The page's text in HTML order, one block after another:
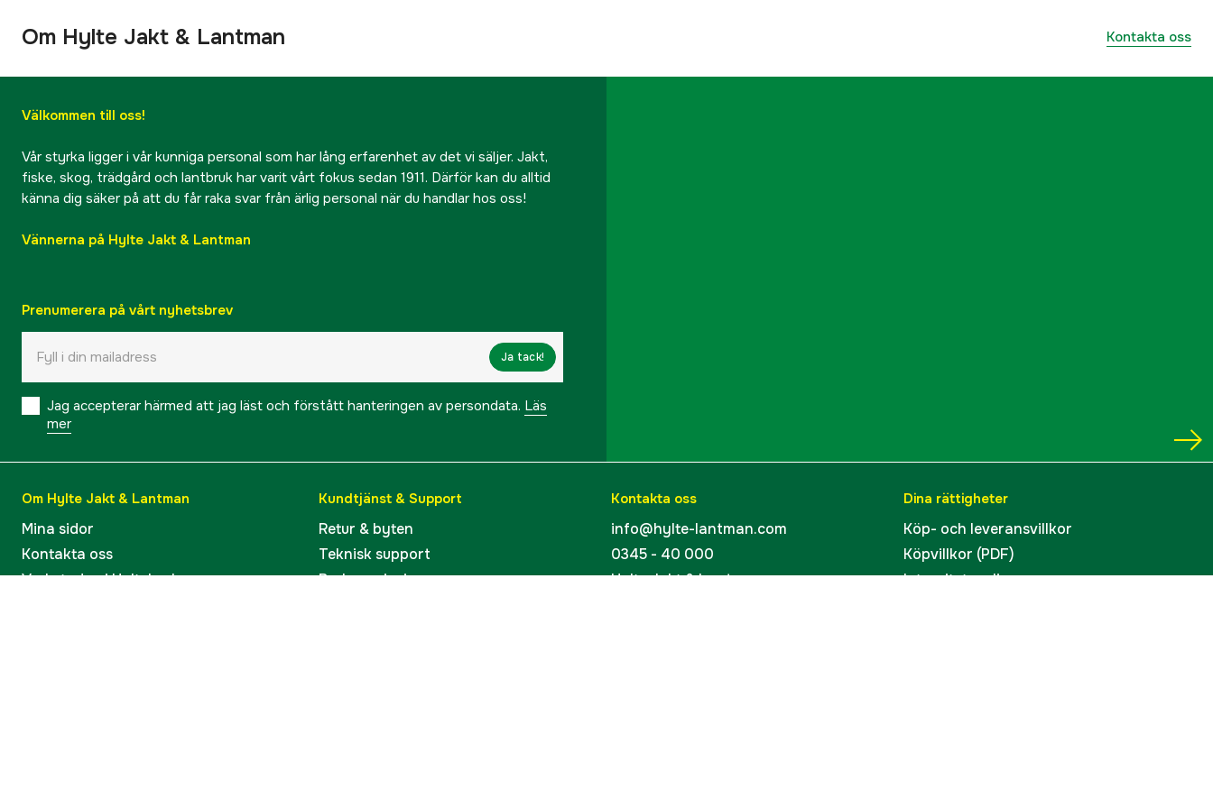
Om Hylte Jakt & Lantman Kontakta oss
Välkommen till oss!
Vår styrka ligger i vår kunniga personal som har lång erfarenhet av det vi säljer. Jakt,
fiske, skog, trädgård och lantbruk har varit vårt fokus sedan 1911. Därför kan du alltid
känna dig säker på att du får raka svar från ärlig personal när du handlar hos oss!
Vännerna på Hylte Jakt & Lantman
Prenumerera på vårt nyhetsbrev
Ja tack!
Jag accepterar härmed att jag läst och förstått hanteringen av persondata. Läs
mer
Om Hylte Jakt & Lantman
Mina sidor
Kontakta oss
Verkstaden i Hyltebruk
Kundtjänst & Support
Retur & byten
Teknisk support
Bruksanvisningar
Kontakta oss
info@hylte-lantman.com
0345 - 40 000
Hylte Jakt & Lantman
Dina rättigheter
Köp- och leveransvillkor
Köpvillkor (PDF)
Integritetspolicy